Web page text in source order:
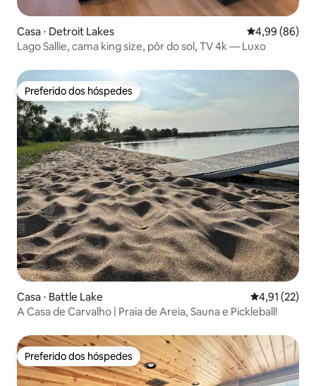
Casa ⋅ Detroit Lakes 4,99 de uma
4,99 (86)
Lago Sallie, cama king size, pôr do sol, TV 4k — Luxo
Preferido dos hóspedes
Preferido dos hóspedes
Casa ⋅ Battle Lake 4,91 de uma
4,91 (22)
A Casa de Carvalho | Praia de Areia, Sauna e Pickleball!
Preferido dos hóspedes
Preferido dos hóspedes